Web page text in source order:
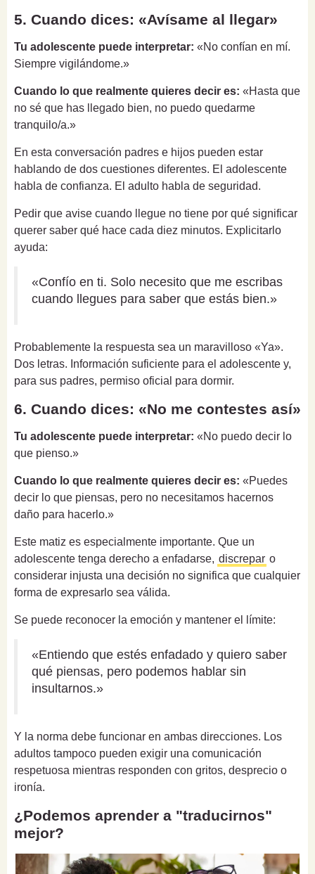
5. Cuando dices: «Avísame al llegar»
Tu adolescente puede interpretar: «No confían en mí.
Siempre vigilándome.»
Cuando lo que realmente quieres decir es: «Hasta que
no sé que has llegado bien, no puedo quedarme
tranquilo/a.»
En esta conversación padres e hijos pueden estar
hablando de dos cuestiones diferentes. El adolescente
habla de confianza. El adulto habla de seguridad.
Pedir que avise cuando llegue no tiene por qué significar
querer saber qué hace cada diez minutos. Explicitarlo
ayuda:
«Confío en ti. Solo necesito que me escribas
cuando llegues para saber que estás bien.»
Probablemente la respuesta sea un maravilloso «Ya».
Dos letras. Información suficiente para el adolescente y,
para sus padres, permiso oficial para dormir.
6. Cuando dices: «No me contestes así»
Tu adolescente puede interpretar: «No puedo decir lo
que pienso.»
Cuando lo que realmente quieres decir es: «Puedes
decir lo que piensas, pero no necesitamos hacernos
daño para hacerlo.»
Este matiz es especialmente importante. Que un
adolescente tenga derecho a enfadarse, discrepar o
considerar injusta una decisión no significa que cualquier
forma de expresarlo sea válida.
Se puede reconocer la emoción y mantener el límite:
«Entiendo que estés enfadado y quiero saber
qué piensas, pero podemos hablar sin
insultarnos.»
Y la norma debe funcionar en ambas direcciones. Los
adultos tampoco pueden exigir una comunicación
respetuosa mientras responden con gritos, desprecio o
ironía.
¿Podemos aprender a "traducirnos"
mejor?